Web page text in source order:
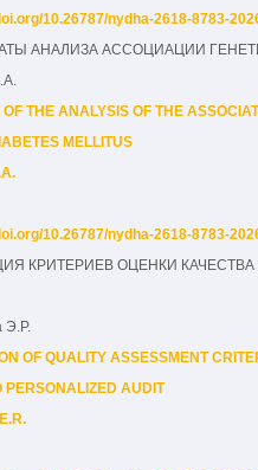
10.26787/nydha-2618-8783-
АНАЛИЗА АССОЦИАЦИИ
OF THE ANALYSIS OF THE
MELLITUS
10.26787/nydha-2618-8783-
КРИТЕРИЕВ ОЦЕНКИ
Э.Р.
OF QUALITY ASSESSMENT
PERSONALIZED AUDIT